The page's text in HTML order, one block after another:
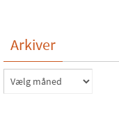
Arkiver
Arkiver